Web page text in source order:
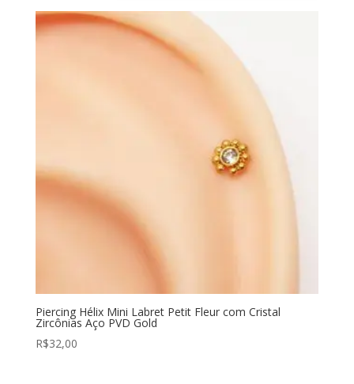
Piercing Hélix Mini Labret Petit Fleur com Cristal
Zircônias Aço PVD Gold
R$32,00